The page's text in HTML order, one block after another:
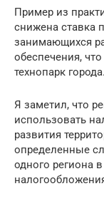
Пример из
снижена ставка
занимающихся
обеспечения,
технопарк города.
Я заметил, что
использовать
развития
определенные
одного региона